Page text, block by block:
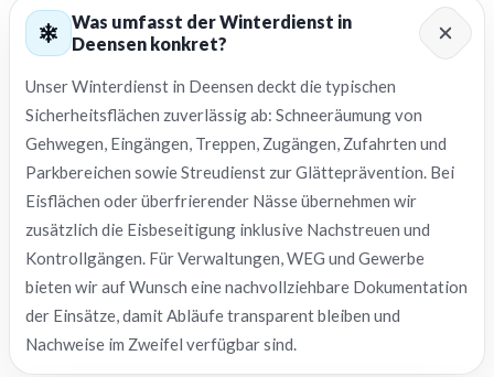
Was umfasst der Winterdienst in
Deensen konkret?
Unser Winterdienst in Deensen deckt die typischen
Sicherheitsflächen zuverlässig ab: Schneeräumung von
Gehwegen, Eingängen, Treppen, Zugängen, Zufahrten und
Parkbereichen sowie Streudienst zur Glätteprävention. Bei
Eisflächen oder überfrierender Nässe übernehmen wir
zusätzlich die Eisbeseitigung inklusive Nachstreuen und
Kontrollgängen. Für Verwaltungen, WEG und Gewerbe
bieten wir auf Wunsch eine nachvollziehbare Dokumentation
der Einsätze, damit Abläufe transparent bleiben und
Nachweise im Zweifel verfügbar sind.